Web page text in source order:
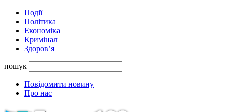
Події
Політика
Економіка
Кримінал
Здоров’я
пошук
Повідомити новину
Про нас